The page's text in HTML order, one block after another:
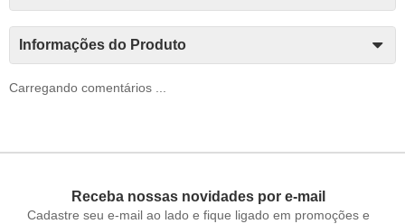
Informações do Produto
Carregando comentários ...
Receba nossas novidades por e-mail
Cadastre seu e-mail ao lado e fique ligado em promoções e